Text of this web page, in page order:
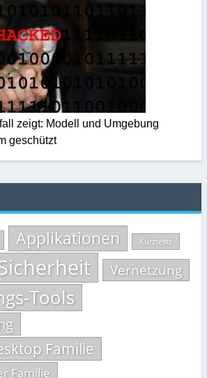
zeigt: Modell und Umgebung
geschützt
Applikationen Kurztests
Vernetzung
Tools
Familie
Familie